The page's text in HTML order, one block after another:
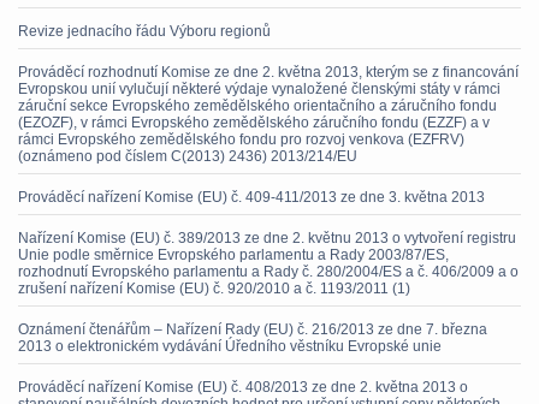
Revize jednacího řádu Výboru regionů
Prováděcí rozhodnutí Komise ze dne 2. května 2013, kterým se z financování
Evropskou unií vylučují některé výdaje vynaložené členskými státy v rámci
záruční sekce Evropského zemědělského orientačního a záručního fondu
(EZOZF), v rámci Evropského zemědělského záručního fondu (EZZF) a v
rámci Evropského zemědělského fondu pro rozvoj venkova (EZFRV)
(oznámeno pod číslem C(2013) 2436) 2013/214/EU
Prováděcí nařízení Komise (EU) č. 409-411/2013 ze dne 3. května 2013
Nařízení Komise (EU) č. 389/2013 ze dne 2. květnu 2013 o vytvoření registru
Unie podle směrnice Evropského parlamentu a Rady 2003/87/ES,
rozhodnutí Evropského parlamentu a Rady č. 280/2004/ES a č. 406/2009 a o
zrušení nařízení Komise (EU) č. 920/2010 a č. 1193/2011 (1)
Oznámení čtenářům – Nařízení Rady (EU) č. 216/2013 ze dne 7. března
2013 o elektronickém vydávání Úředního věstníku Evropské unie
Prováděcí nařízení Komise (EU) č. 408/2013 ze dne 2. května 2013 o